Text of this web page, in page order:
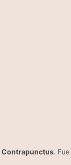
Contrapunctus.